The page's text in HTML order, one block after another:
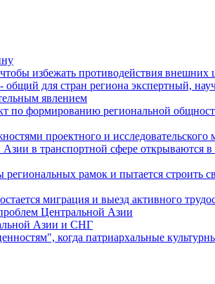
избежать противодействия внешних
для стран региона экспертный,
явлением
по формированию региональной
проектного и
в транспортной сфере открываются
рамок и пытается строить
миграция и выезд активного
Центральной Азии
Азии и СНГ
когда патриархальные